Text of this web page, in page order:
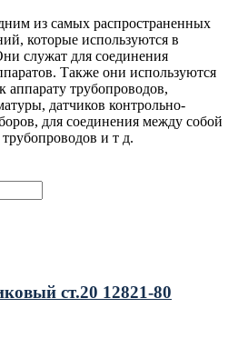
из самых распространенных
которые используются в
служат для соединения
Также они используются
аппарату трубопроводов,
датчиков контрольно-
для соединения между собой
и т д.
ст.20 12821-80